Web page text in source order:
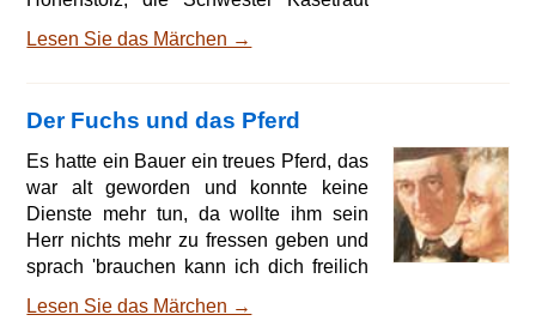
geschehen.' 'Wo ist dann die Mutter
'Großen Dank, Pif Paf Poltrie.' 'Könnt ich
wohl Eure Tochter kriegen?, 'O ja,
wenns der Vater Hollenthe, der Bruder
Hohenstolz, die Schwester Käsetraut
und d
Lesen Sie das Märchen →
Der Fuchs und das Pferd
Es hatte ein Bauer ein treues Pferd, das
war alt geworden und konnte keine
Dienste mehr tun, da wollte ihm sein
Herr nichts mehr zu fressen geben und
sprach 'brauchen kann ich dich freilich
zeigst du dich noch so stark, daß du mir
Lesen Sie das Märchen →